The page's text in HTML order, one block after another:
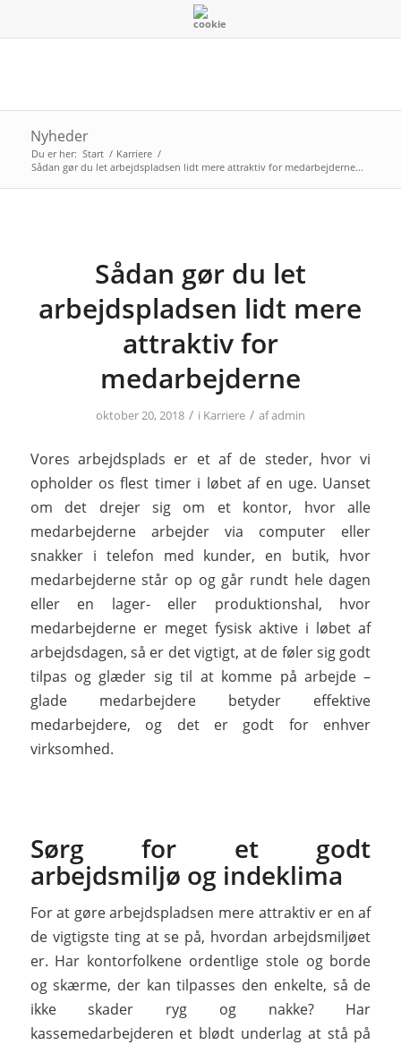
Nyheder
Du er her: Start / Karriere /
Sådan gør du let arbejdspladsen lidt mere attraktiv for medarbejderne...
Sådan gør du let
arbejdspladsen lidt mere
attraktiv for
medarbejderne
oktober 20, 2018 / i Karriere / afadmin
Vores arbejdsplads er et af de steder, hvor vi
opholder os flest timer i løbet af en uge. Uanset
om det drejer sig om et kontor, hvor alle
medarbejderne arbejder via computer eller
snakker i telefon med kunder, en butik, hvor
medarbejderne står op og går rundt hele dagen
eller en lager- eller produktionshal, hvor
medarbejderne er meget fysisk aktive i løbet af
arbejdsdagen, så er det vigtigt, at de føler sig godt
tilpas og glæder sig til at komme på arbejde –
glade medarbejdere betyder effektive
medarbejdere, og det er godt for enhver
virksomhed.
Sørg for et godt
arbejdsmiljø og indeklima
For at gøre arbejdspladsen mere attraktiv er en af
de vigtigste ting at se på, hvordan arbejdsmiljøet
er. Har kontorfolkene ordentlige stole og borde
og skærme, der kan tilpasses den enkelte, så de
ikke skader ryg og nakke? Har
kassemedarbejderen et blødt underlag at stå på